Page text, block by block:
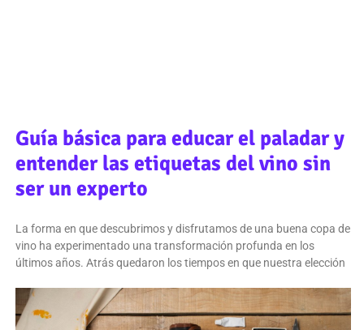
Guía básica para educar el paladar y
entender las etiquetas del vino sin
ser un experto
La forma en que descubrimos y disfrutamos de una buena copa de
vino ha experimentado una transformación profunda en los
últimos años. Atrás quedaron los tiempos en que nuestra elección